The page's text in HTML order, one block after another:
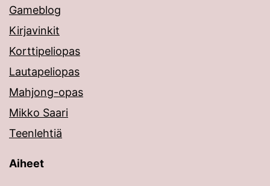
Gameblog
Kirjavinkit
Korttipeliopas
Lautapeliopas
Mahjong-opas
Mikko Saari
Teenlehtiä
Aiheet